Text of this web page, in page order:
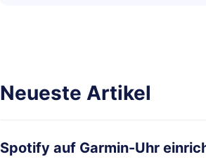
Neueste Artikel
Spotify auf Garmin-Uhr